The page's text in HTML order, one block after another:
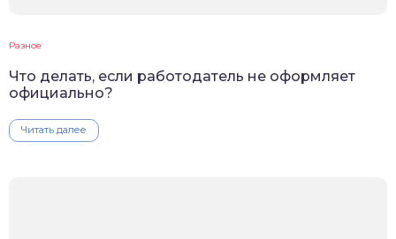
Разное
Что делать, если работодатель не оформляет
официально?
Читать далее